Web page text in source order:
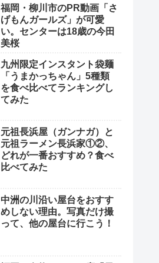
福岡・柳川市のPR動画「さ
げもんガールズ」が可愛
い。センターは18歳の今田
美桜
九州限定インスタント袋麺
「うまかっちゃん」5種類
を食べ比べてランキングし
てみた
元祖長浜屋（ガンナガ）と
元祖ラーメン長浜家①②、
どれが一番おすすめ？食べ
比べてみた
中洲の川沿い屋台をおすす
めしない理由。写真だけ撮
って、他の屋台に行こう！